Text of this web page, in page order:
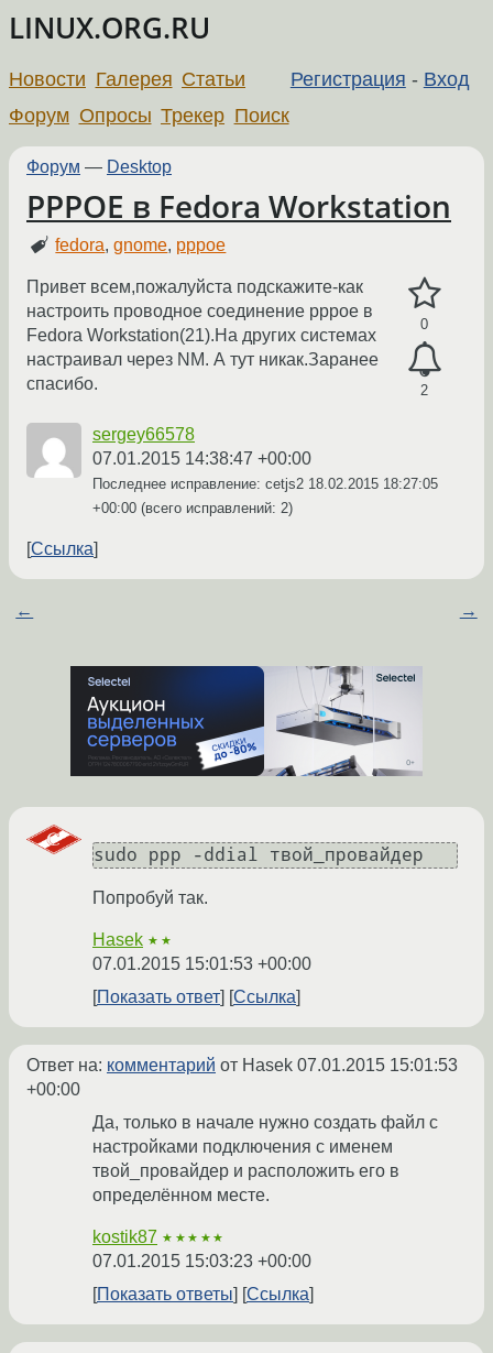
LINUX.ORG.RU
Регистрация - Вход
Новости Галерея Статьи
Форум Опросы Трекер Поиск
Форум — Desktop
PPPOE в Fedora Workstation
fedora,gnome, pppoe
0
2
Привет всем,пожалуйста подскажите-как
настроить проводное соединение pppoe в
Fedora Workstation(21).На других системах
настраивал через NM. А тут никак.Заранее
спасибо.
sergey66578
07.01.2015 14:38:47 +00:00
Последнее исправление: cetjs2 18.02.2015 18:27:05
+00:00 (всего исправлений: 2)
Ссылка
← →
sudo ppp -ddial твой_провайдер
Попробуй так.
Hasek ★★
07.01.2015 15:01:53 +00:00
Показать ответ
Ссылка
Ответ на: комментарий от Hasek 07.01.2015 15:01:53
+00:00
Да, только в начале нужно создать файл с
настройками подключения с именем
твой_провайдер и расположить его в
определённом месте.
kostik87 ★★★★★
07.01.2015 15:03:23 +00:00
Показать ответы
Ссылка